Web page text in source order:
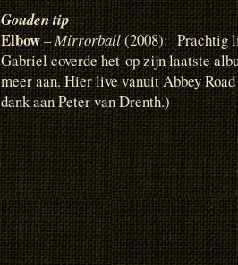
Gouden tip
Elbow–Mirrorball(2008): Prachtig
Gabriel coverde het op zijn laatste
meer aan. Hier live vanuit Abbey
dank aan Peter van Drenth.)